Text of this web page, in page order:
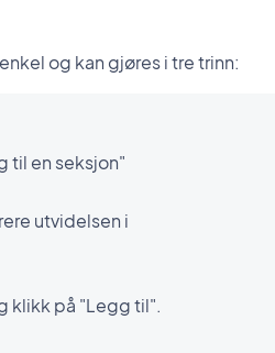
og kan gjøres i tre trinn:
til en seksjon"
utvidelsen i
klikk på "Legg til".